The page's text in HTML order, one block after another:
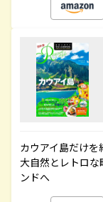
カウアイ島だけ
大自然とレトロな
ンドへ